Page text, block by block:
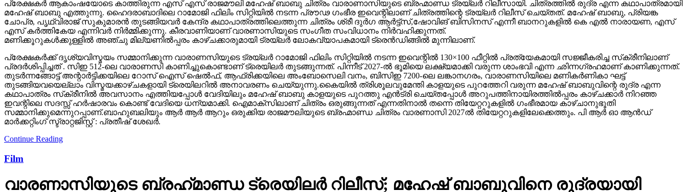
പ്രേക്ഷകർ ആകാംഷയോടെ കാത്തിരുന്ന എസ് എസ് രാജമൗലി മഹേഷ് ബാബു ചിത്രം വാരാണാസിയുടെ ബ്രഹ്മാണ്ഡ ട്രയ്ലർ റിലീസായി. ചിത്രത്തിൽ രുദ്ര എന്ന കഥാപാത്രമായി
മഹേഷ് ബാബു എത്തുന്നു. ഹൈദരാബാദിലെ റാമോജി ഫിലിം സിറ്റിയിൽ നടന്ന പ്രൗഢ ഗംഭീര ഇവെന്റിലാണ് ചിത്രത്തിന്റെ ട്രയ്ലർ റിലീസ് ചെയ്തത്. മഹേഷ് ബാബു, പ്രിയങ്ക
ചോപ്ര, പൃഥ്വിരാജ് സുകുമാരൻ തുടങ്ങിയവർ കേന്ദ്ര കഥാപാത്രത്തിലെത്തുന്ന ചിത്രം ശ്രീ ദുർഗ ആർട്ട്സ്,ഷോവിങ് ബിസിനസ് എന്നീ ബാനറുകളിൽ കെ എൽ നാരായണ, എസ്
എസ് കർത്തികേയ എന്നിവർ നിർമ്മിക്കുന്നു. കീരവാണിയാണ് വാരണാസിയുടെ സംഗീത സംവിധാനം നിർവഹിക്കുന്നത്.
മണിക്കൂറുകൾക്കുള്ളിൽ അഞ്ചു മില്യണിൽപ്പരം കാഴ്ചക്കാരുമായി ട്രയ്ലർ ലോകവ്യാപകമായി ട്രെൻഡിങ്ങിൽ മുന്നിലാണ്.
പ്രേക്ഷകർക്ക് ദൃശ്യവിസ്മയം സമ്മാനിക്കുന്ന വാരാണസിയുടെ ട്രയ്ലർ റാമോജി ഫിലിം സിറ്റിയിൽ നടന്ന ഇവെന്റിൽ 130×100 ഫീറ്റിൽ പ്രത്യേകമായി സജ്ജീകരിച്ച സ്‌ക്രീനിലാണ്
പ്രദർശിപ്പിച്ചത് . സിഇ 512-ലെ വാരാണസി കാണിച്ചുകൊണ്ടാണ് ട്രെയിലര്‍ തുടങ്ങുന്നത്. പിന്നീട് 2027-ല്‍ ഭൂമിയെ ലക്ഷ്യമാക്കി വരുന്ന ശാംഭവി എന്ന ഛിന്നഗ്രഹമാണ് കാണിക്കുന്നത്.
തുടര്‍ന്നങ്ങോട്ട് അന്റാര്‍ട്ടിക്കയിലെ റോസ് ഐസ് ഷെല്‍ഫ്, ആഫ്രിക്കയിലെ അംബോസെലി വനം, ബിസിഇ 7200-ലെ ലങ്കാനഗരം, വാരാണസിയിലെ മണികര്‍ണികാ ഘട്ട്
തുടങ്ങിയവയെല്ലാം വിസ്മയക്കാഴ്ചകളായി ട്രെയിലറില്‍ അനാവരണം ചെയ്യുന്നു.കൈയില്‍ ത്രിശൂലവുമേന്തി കാളയുടെ പുറത്തേറി വരുന്ന മഹേഷ് ബാബുവിന്റെ രുദ്ര എന്ന
കഥാപാത്രം സ്‌ക്രീനിൽ അവസാനം എത്തിയപ്പോൾ വേദിയിലും മഹേഷ് ബാബു കാളയുടെ പുറത്തു എൻട്രി ചെയ്തപ്പോൾ അറുപത്തിനായിരത്തിൽപ്പരം കാഴ്ചക്കാർ നിറഞ്ഞ
ഇവന്റിലെ സദസ്സ് ഹർഷാരവം കൊണ്ട് വേദിയെ ധന്യമാക്കി. ഐമാക്‌സിലാണ് ചിത്രം ഒരുങ്ങുന്നത് എന്നതിനാല്‍ തന്നെ തിയേറ്ററുകളില്‍ ഗംഭീരമായ കാഴ്ചാനുഭൂതി
സമ്മാനിക്കുമെന്നുറപ്പാണ്.ബാഹുബലിയും ആർ ആർ ആറും ഒരുക്കിയ രാജമൗലിയുടെ ബ്രഹ്മാണ്ഡ ചിത്രം വാരണാസി 2027ൽ തിയേറ്ററുകളിലേക്കെത്തും. പി ആർ ഓ ആൻഡ്
മാർക്കറ്റിംഗ് സ്ട്രാറ്റജിസ്റ്റ് : പ്രതീഷ് ശേഖർ.
Continue Reading
Film
വാരണാസിയുടെ ബ്രഹ്‌മാണ്ഡ ട്രെയിലര്‍ റിലീസ്; മഹേഷ് ബാബുവിനെ രുദ്രയായി